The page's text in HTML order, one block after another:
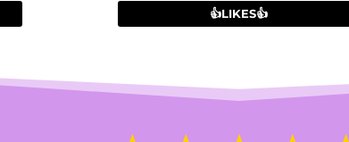
👍LIKES👍